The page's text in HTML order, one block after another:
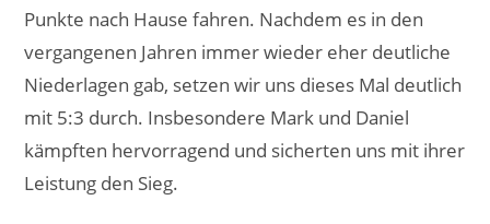
Punkte nach Hause fahren. Nachdem es in den
vergangenen Jahren immer wieder eher deutliche
Niederlagen gab, setzen wir uns dieses Mal deutlich
mit 5:3 durch. Insbesondere Mark und Daniel
kämpften hervorragend und sicherten uns mit ihrer
Leistung den Sieg.